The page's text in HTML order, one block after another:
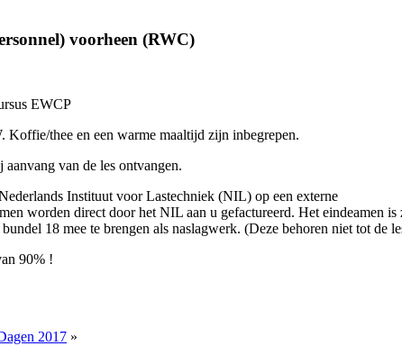
voorheen (RWC)
EWCP
Koffie/thee en een warme maaltijd zijn inbegrepen.
van de les ontvangen.
Instituut voor Lastechniek (NIL) op een externe
worden direct door het NIL aan u gefactureerd. Het eindeamen
18 mee te brengen als naslagwerk. (Deze behoren niet tot de
90% !
2017 »